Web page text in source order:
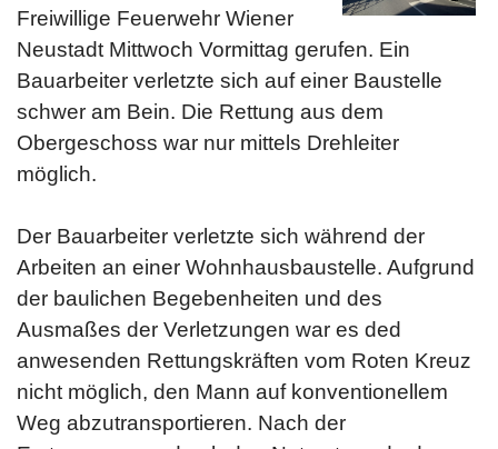
Freiwillige Feuerwehr Wiener
Neustadt Mittwoch Vormittag gerufen. Ein
Bauarbeiter verletzte sich auf einer Baustelle
schwer am Bein. Die Rettung aus dem
Obergeschoss war nur mittels Drehleiter
möglich.
Der Bauarbeiter verletzte sich während der
Arbeiten an einer Wohnhausbaustelle. Aufgrund
der baulichen Begebenheiten und des
Ausmaßes der Verletzungen war es ded
anwesenden Rettungskräften vom Roten Kreuz
nicht möglich, den Mann auf konventionellem
Weg abzutransportieren. Nach der